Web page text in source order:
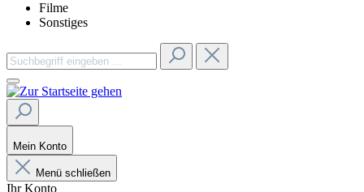
Filme
Sonstiges
Mein Konto
Menü schließen
Ihr Konto